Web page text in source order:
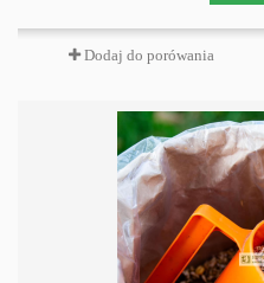
Dodaj do porówania